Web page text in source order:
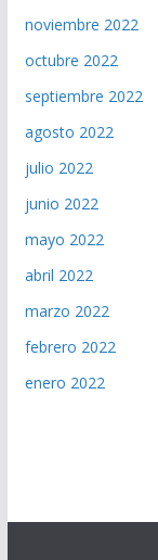
noviembre 2022
octubre 2022
septiembre 2022
agosto 2022
julio 2022
junio 2022
mayo 2022
abril 2022
marzo 2022
febrero 2022
enero 2022